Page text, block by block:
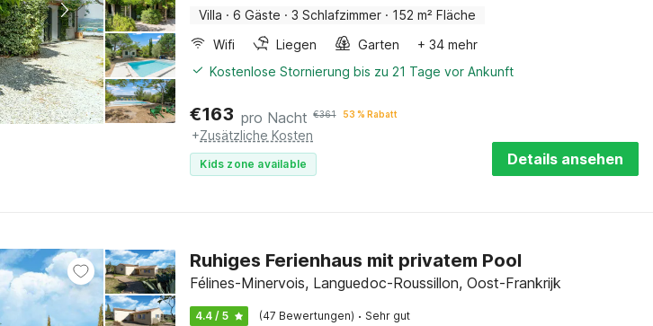
Villa · 6 Gäste · 3 Schlafzimmer · 152 m² Fläche
Wifi
Liegen Garten
+ 34 mehr
Kostenlose Stornierung bis zu 21 Tage vor Ankunft
€163 pro Nacht €361 53 % Rabatt
+Zusätzliche Kosten
Kids zone available Details ansehen
Ruhiges Ferienhaus mit privatem Pool
Félines-Minervois, Languedoc-Roussillon, Oost-Frankrijk
4.4 / 5 (47 Bewertungen) · Sehr gut